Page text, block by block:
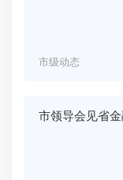
市级动态
市领导会见省